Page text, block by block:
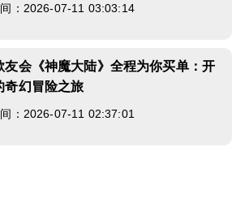
：2026-07-11 03:03:14
友会《神魔大陆》全程为你买单：开
奇幻冒险之旅
：2026-07-11 02:37:01